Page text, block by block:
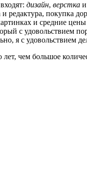
входят: дизайн, верстка и
покупка
и средние
с удовольствием
я с удовольствием
чем большое